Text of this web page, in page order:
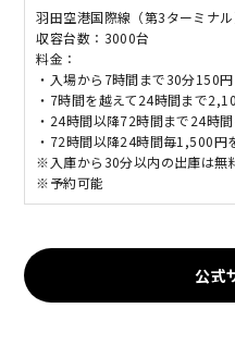
羽田空港国際線（第3ターミナ
収容台数：3000台
料金：
・入場から7時間まで30分150円
・7時間を越えて24時間まで
・24時間以降72時間まで24時
・72時間以降24時間毎1,500円
※入庫から30分以内の出庫は無
※予約可能
公式